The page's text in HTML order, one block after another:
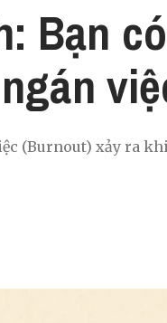
Bạn
(Burnout) xảy ra